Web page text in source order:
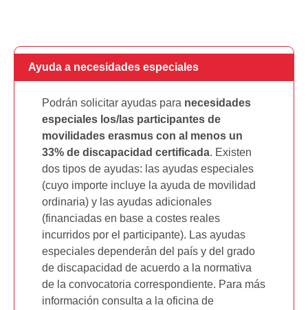
Ayuda a necesidades especiales
Podrán solicitar ayudas para necesidades
especiales los/las participantes de
movilidades erasmus con al menos un
33% de discapacidad certificada. Existen
dos tipos de ayudas: las ayudas especiales
(cuyo importe incluye la ayuda de movilidad
ordinaria) y las ayudas adicionales
(financiadas en base a costes reales
incurridos por el participante). Las ayudas
especiales dependerán del país y del grado
de discapacidad de acuerdo a la normativa
de la convocatoria correspondiente. Para más
información consulta a la oficina de